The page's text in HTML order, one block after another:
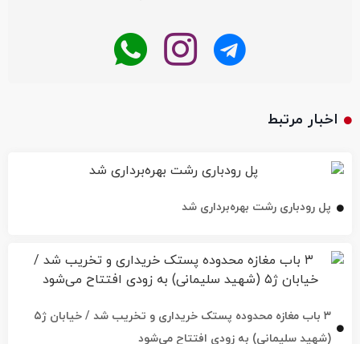
پل رودباری رشت بهره‌برداری شد